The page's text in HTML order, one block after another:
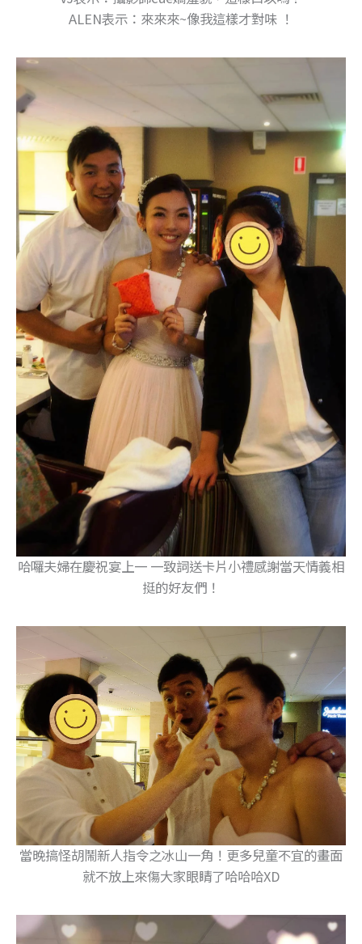
哈囉夫婦在慶祝宴上一 一致詞送卡片小禮感謝當天情義相
挺的好友們！
當晚搞怪胡鬧新人指令之冰山一角！更多兒童不宜的畫面
就不放上來傷大家眼睛了哈哈哈XD